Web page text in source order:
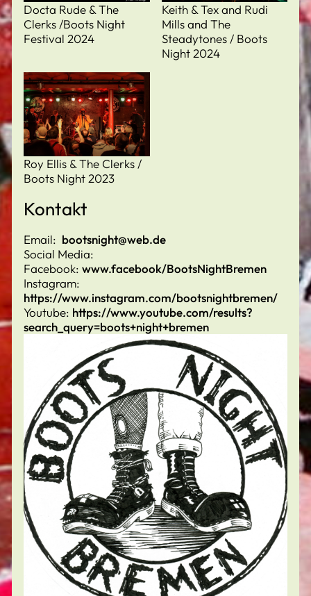
Docta Rude & The
Clerks /Boots Night
Festival 2024
Keith & Tex and Rudi
Mills and The
Steadytones / Boots
Night 2024
Roy Ellis & The Clerks /
Boots Night 2023
Kontakt
Email: bootsnight@web.de
Social Media:
Facebook: www.facebook/BootsNightBremen
Instagram:
https://www.instagram.com/bootsnightbremen/
Youtube: https://www.youtube.com/results?
search_query=boots+night+bremen